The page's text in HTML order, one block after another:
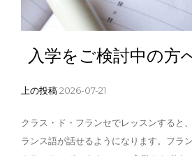
入学をご検討中の方
上の投稿2026-07-21
クラス・ド・フランセでレッスンすると
ランス語が話せるようになります。フラ